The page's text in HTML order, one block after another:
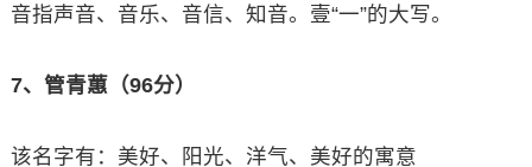
音指声音、音乐、音信、知音。壹“一”的大写。
7、管青蕙（96分）
该名字有：美好、阳光、洋气、美好的寓意